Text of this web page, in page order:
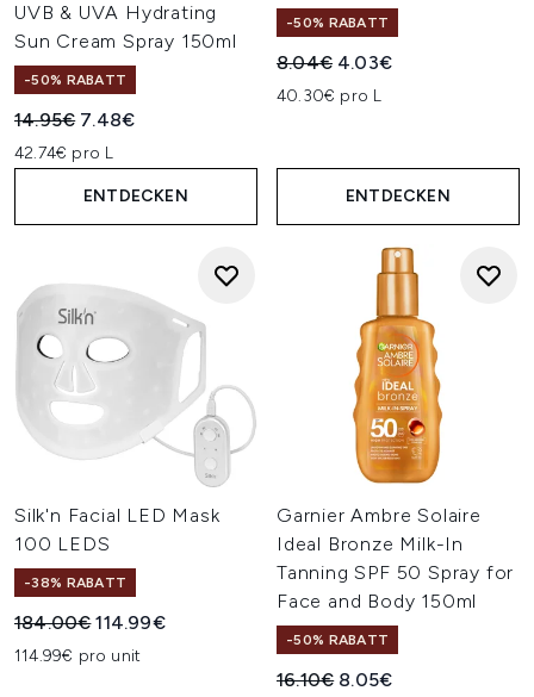
UVB & UVA Hydrating
Sun Cream Spray 150ml
-50% RABATT
Unverbindliche Preisempfehlung:
14.95€ Aktueller Preis:
7.48€
42.74€ pro L
ENTDECKEN
-50% RABATT
Unverbindliche
8.04€ Aktueller Preis:
4.03€
40.30€ pro L
ENTDECKEN
Silk'n Facial LED Mask
100 LEDS
-38% RABATT
Unverbindliche Preisempfehlung:
184.00€Aktueller Preis:
114.99€
114.99€ pro unit
Garnier Ambre Solaire
Ideal Bronze Milk-In
Tanning SPF 50 Spray for
Face and Body 150ml
-50% RABATT
Unverbindliche
16.10€ Aktueller Preis:
8.05€